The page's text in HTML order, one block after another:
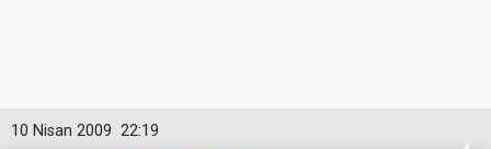
22:19
10 Nisan 2009